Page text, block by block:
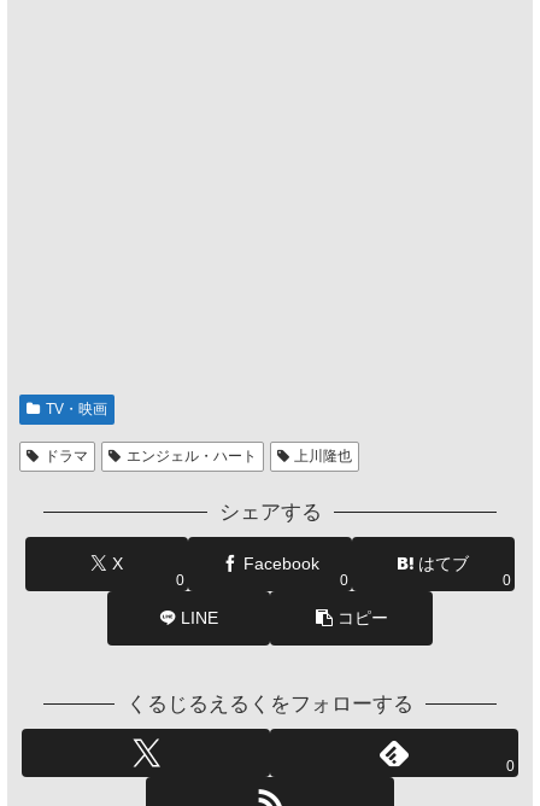
TV・映画
ドラマ エンジェル・ハート 上川隆也
シェアする
X
0
Facebook
0
はてブ
0
LINE コピー
くるじるえるくをフォローする
0